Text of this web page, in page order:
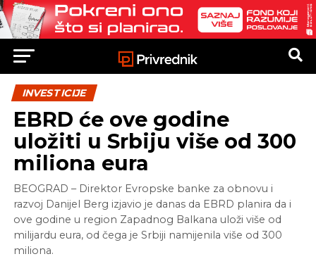
INVESTICIJE
EBRD će ove godine
uložiti u Srbiju više od 300
miliona eura
BEOGRAD – Direktor Evropske banke za obnovu i
razvoj Danijel Berg izjavio je danas da EBRD planira da i
ove godine u region Zapadnog Balkana uloži više od
milijardu eura, od čega je Srbiji namijenila više od 300
miliona.